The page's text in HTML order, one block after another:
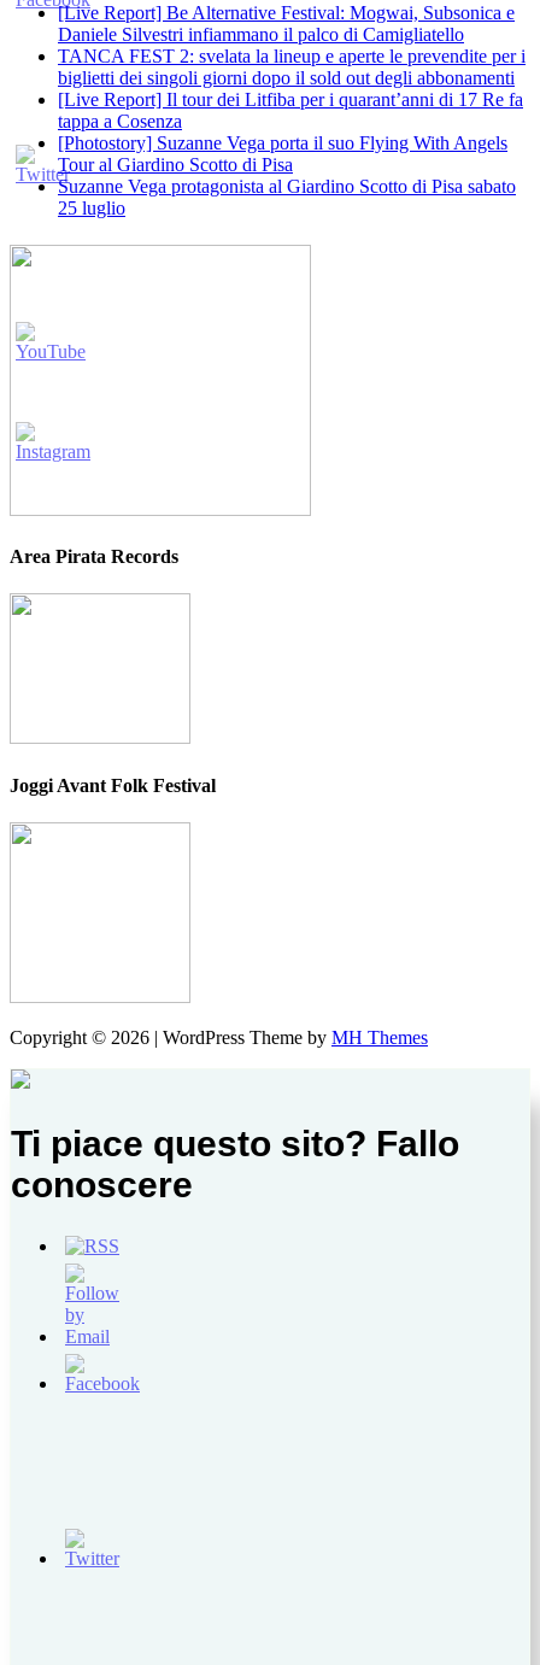
[Live Report] Be Alternative Festival: Mogwai, Subsonica e
Daniele Silvestri infiammano il palco di Camigliatello
TANCA FEST 2: svelata la lineup e aperte le prevendite per i
biglietti dei singoli giorni dopo il sold out degli abbonamenti
[Live Report] Il tour dei Litfiba per i quarant’anni di 17 Re fa
tappa a Cosenza
[Photostory] Suzanne Vega porta il suo Flying With Angels
Tour al Giardino Scotto di Pisa
Suzanne Vega protagonista al Giardino Scotto di Pisa sabato
25 luglio
Area Pirata Records
Joggi Avant Folk Festival
Copyright © 2026 | WordPress Theme by MH Themes
Ti piace questo sito? Fallo
conoscere